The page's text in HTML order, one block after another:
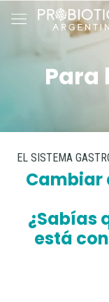
Para
EL SISTEMA
Cambiar
¿Sabías
está